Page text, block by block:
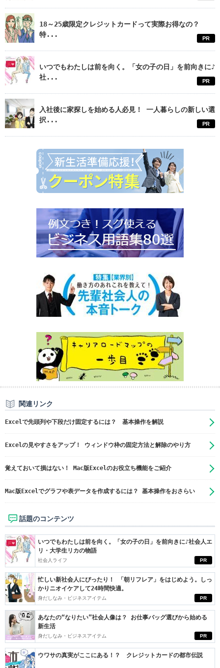
18～25歳限定クレジットカードって実際お得なの？
特...
PR
いつでもわたしは前を向く。「女の子の日」を前向きに♪
社...
PR
入社後に家探しを始める人必見！ 一人暮らしの新しい選
択...
PR
関連リンク
Excelで先頭列や下段だけ固定するには？ 基本操作を解説
Excelの見やすさをアップ！ ウィンドウ枠の固定方法と解除のやり方
覚えておいて損はない！ Mac版Excelのお役立ち機能をご紹介
Mac版Excelでグラフや表データを作成するには？ 基本操作をおさらい
話題のコンテンツ
PR
いつでもわたしは前を向く。「女の子の日」を前向きに♪社会人エ
リ・大学生リカの物語
社会人ライフ
PR
忙しい新社会人にぴったり！ 「朝リフレア」をはじめよう。しっ
かりニオイケアして24時間快適。
身だしなみ・ビジネスアイテム
PR
あなたの“なりたい”社会人像は？ お仕事バッグ選びから始める
新生活
身だしなみ・ビジネスアイテム
ウワサの真実がここにある！？ クレジットカードの都市伝説